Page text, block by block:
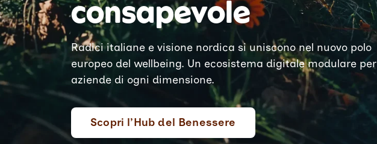
consapevole
Radici italiane e visione nordica si uniscono nel nuovo polo
europeo del wellbeing. Un ecosistema digitale modulare per
aziende di ogni dimensione.
Scopri l’Hub del Benessere